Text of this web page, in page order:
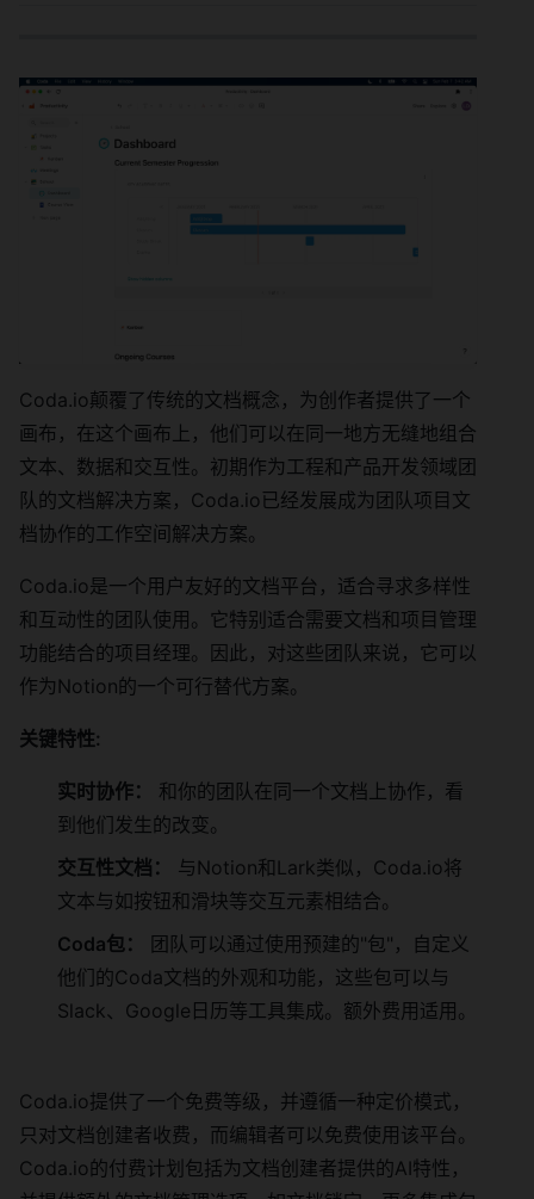
Coda.io颠覆了传统的文档概念，为创作者提供了一个
画布，在这个画布上，他们可以在同一地方无缝地组合
文本、数据和交互性。初期作为工程和产品开发领域团
队的文档解决方案，Coda.io已经发展成为团队项目文
档协作的工作空间解决方案。
Coda.io是一个用户友好的文档平台，适合寻求多样性
和互动性的团队使用。它特别适合需要文档和项目管理
功能结合的项目经理。因此，对这些团队来说，它可以
作为Notion的一个可行替代方案。
关键特性:
实时协作：
和你的团队在同一个文档上协作，看
到他们发生的改变。
交互性文档：
与Notion和Lark类似，Coda.io将
文本与如按钮和滑块等交互元素相结合。
Coda包：
团队可以通过使用预建的"包"，自定义
他们的Coda文档的外观和功能，这些包可以与
Slack、Google日历等工具集成。额外费用适用。
Coda.io提供了一个免费等级，并遵循一种定价模式，
只对文档创建者收费，而编辑者可以免费使用该平台。
Coda.io的付费计划包括为文档创建者提供的AI特性，